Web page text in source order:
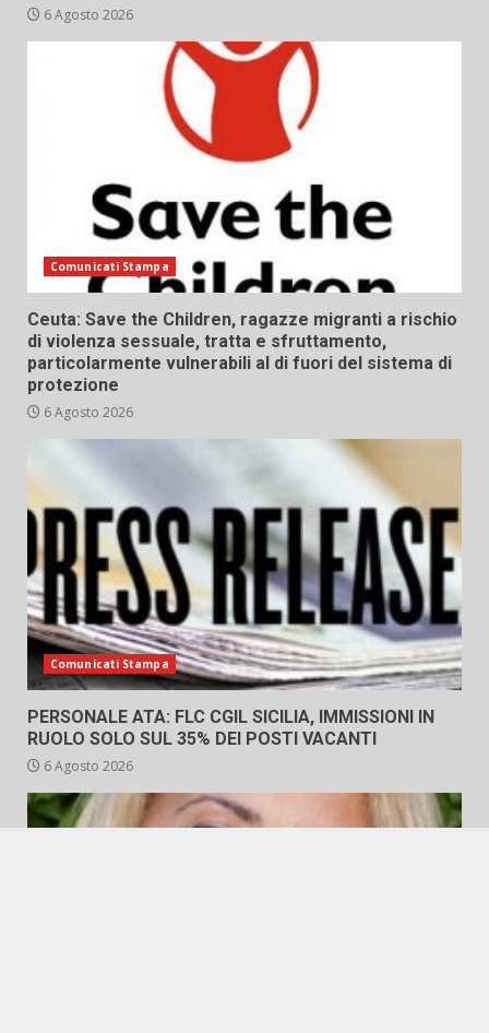
6 Agosto 2026
Comunicati Stampa
Ceuta: Save the Children, ragazze migranti a rischio
di violenza sessuale, tratta e sfruttamento,
particolarmente vulnerabili al di fuori del sistema di
protezione
6 Agosto 2026
Comunicati Stampa
PERSONALE ATA: FLC CGIL SICILIA, IMMISSIONI IN
RUOLO SOLO SUL 35% DEI POSTI VACANTI
6 Agosto 2026